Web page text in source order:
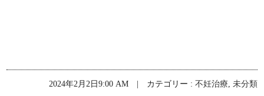
2024年2月2日9:00 AM | カテゴリー : 不妊治療, 未分類